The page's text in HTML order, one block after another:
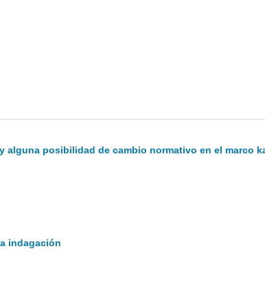
alguna posibilidad de cambio normativo en el marco
indagación